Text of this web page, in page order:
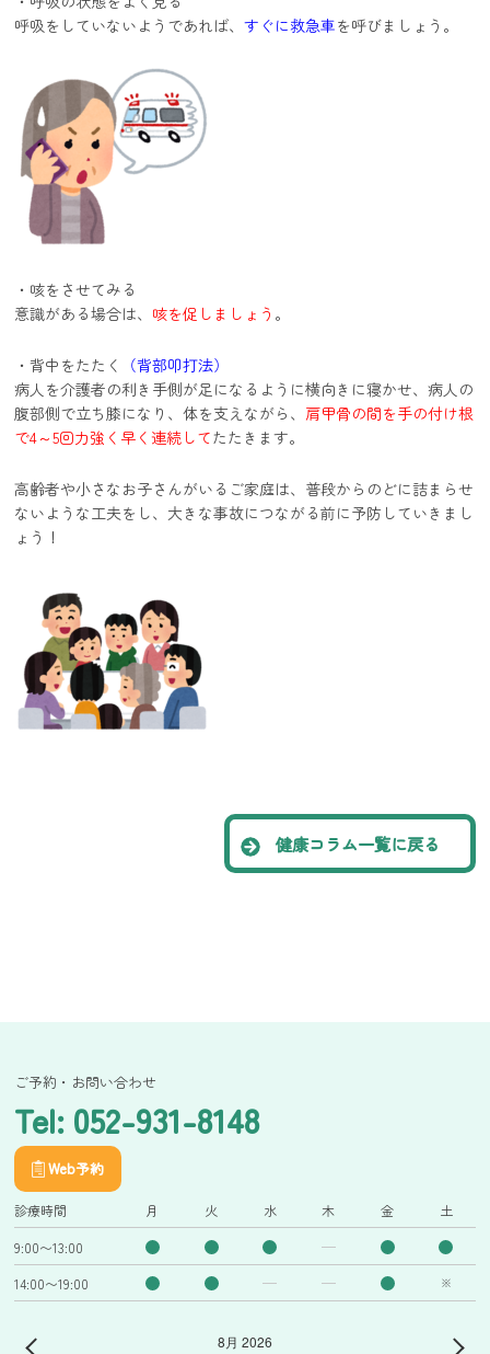
呼吸をしていないようであれば、すぐに救急車を呼びましょう。
・咳をさせてみる
意識がある場合は、 咳を促しましょう 。
・背中をたたく
（背部叩打法）
病人を介護者の利き手側が足になるように横向きに寝かせ、病人の
腹部側で立ち膝になり、体を支えながら、 肩甲骨の間を手の付け根
で4～5回力強く早く連続してたたきます。
高齢者や小さなお子さんがいるご家庭は、普段からのどに詰まらせ
ないような工夫をし、大きな事故につながる前に予防していきまし
ょう！
健康コラム一覧に戻る
ご予約・お問い合わせ
Tel: 052-931-8148
Web予約
診療時間 月 火 水 木 金 土
9:00〜13:00
14:00〜19:00
※
8月 2026